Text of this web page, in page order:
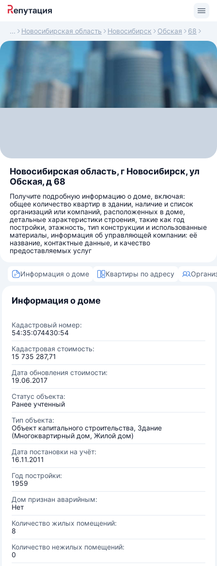
Новосибирская область Новосибирск Обская 68
Новосибирская область, г Новосибирск, ул
Обская, д 68
Получите подробную информацию о доме, включая:
общее количество квартир в здании, наличие и список
организаций или компаний, расположенных в доме,
детальные характеристики строения, такие как год
постройки, этажность, тип конструкции и использованные
материалы, информация об управляющей компании: её
название, контактные данные, и качество
предоставляемых услуг
Информация о доме Квартиры по адресу
Информация о доме
Кадастровый номер:
54:35:074430:54
Кадастровая стоимость:
15 735 287,71
Дата обновления стоимости:
19.06.2017
Статус объекта:
Ранее учтенный
Тип объекта:
Объект капитального строительства, Здание
(Многоквартирный дом, Жилой дом)
Дата постановки на учёт:
16.11.2011
Год постройки:
1959
Дом признан аварийным:
Нет
Количество жилых помещений:
8
Количество нежилых помещений:
0